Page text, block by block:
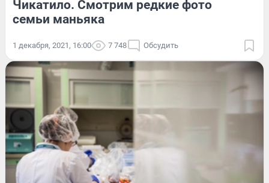
Чикатило. Смотрим редкие фото
семьи маньяка
1 декабря, 2021, 16:00 7 748 Обсудить